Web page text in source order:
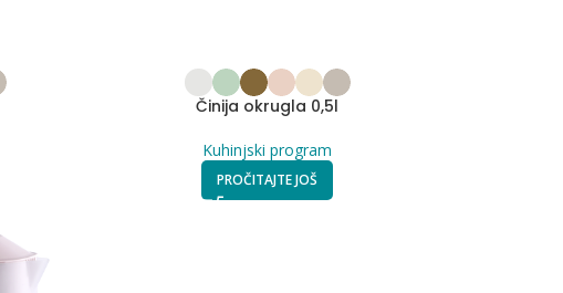
Činija okrugla 0,5l
Kuhinjski program
PROČITAJTE JOŠ